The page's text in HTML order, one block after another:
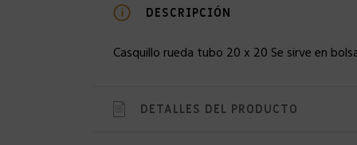
DESCRIPCIÓN
Casquillo rueda tubo 20 x 20 Se sirve en
DETALLES DEL PRODUCTO